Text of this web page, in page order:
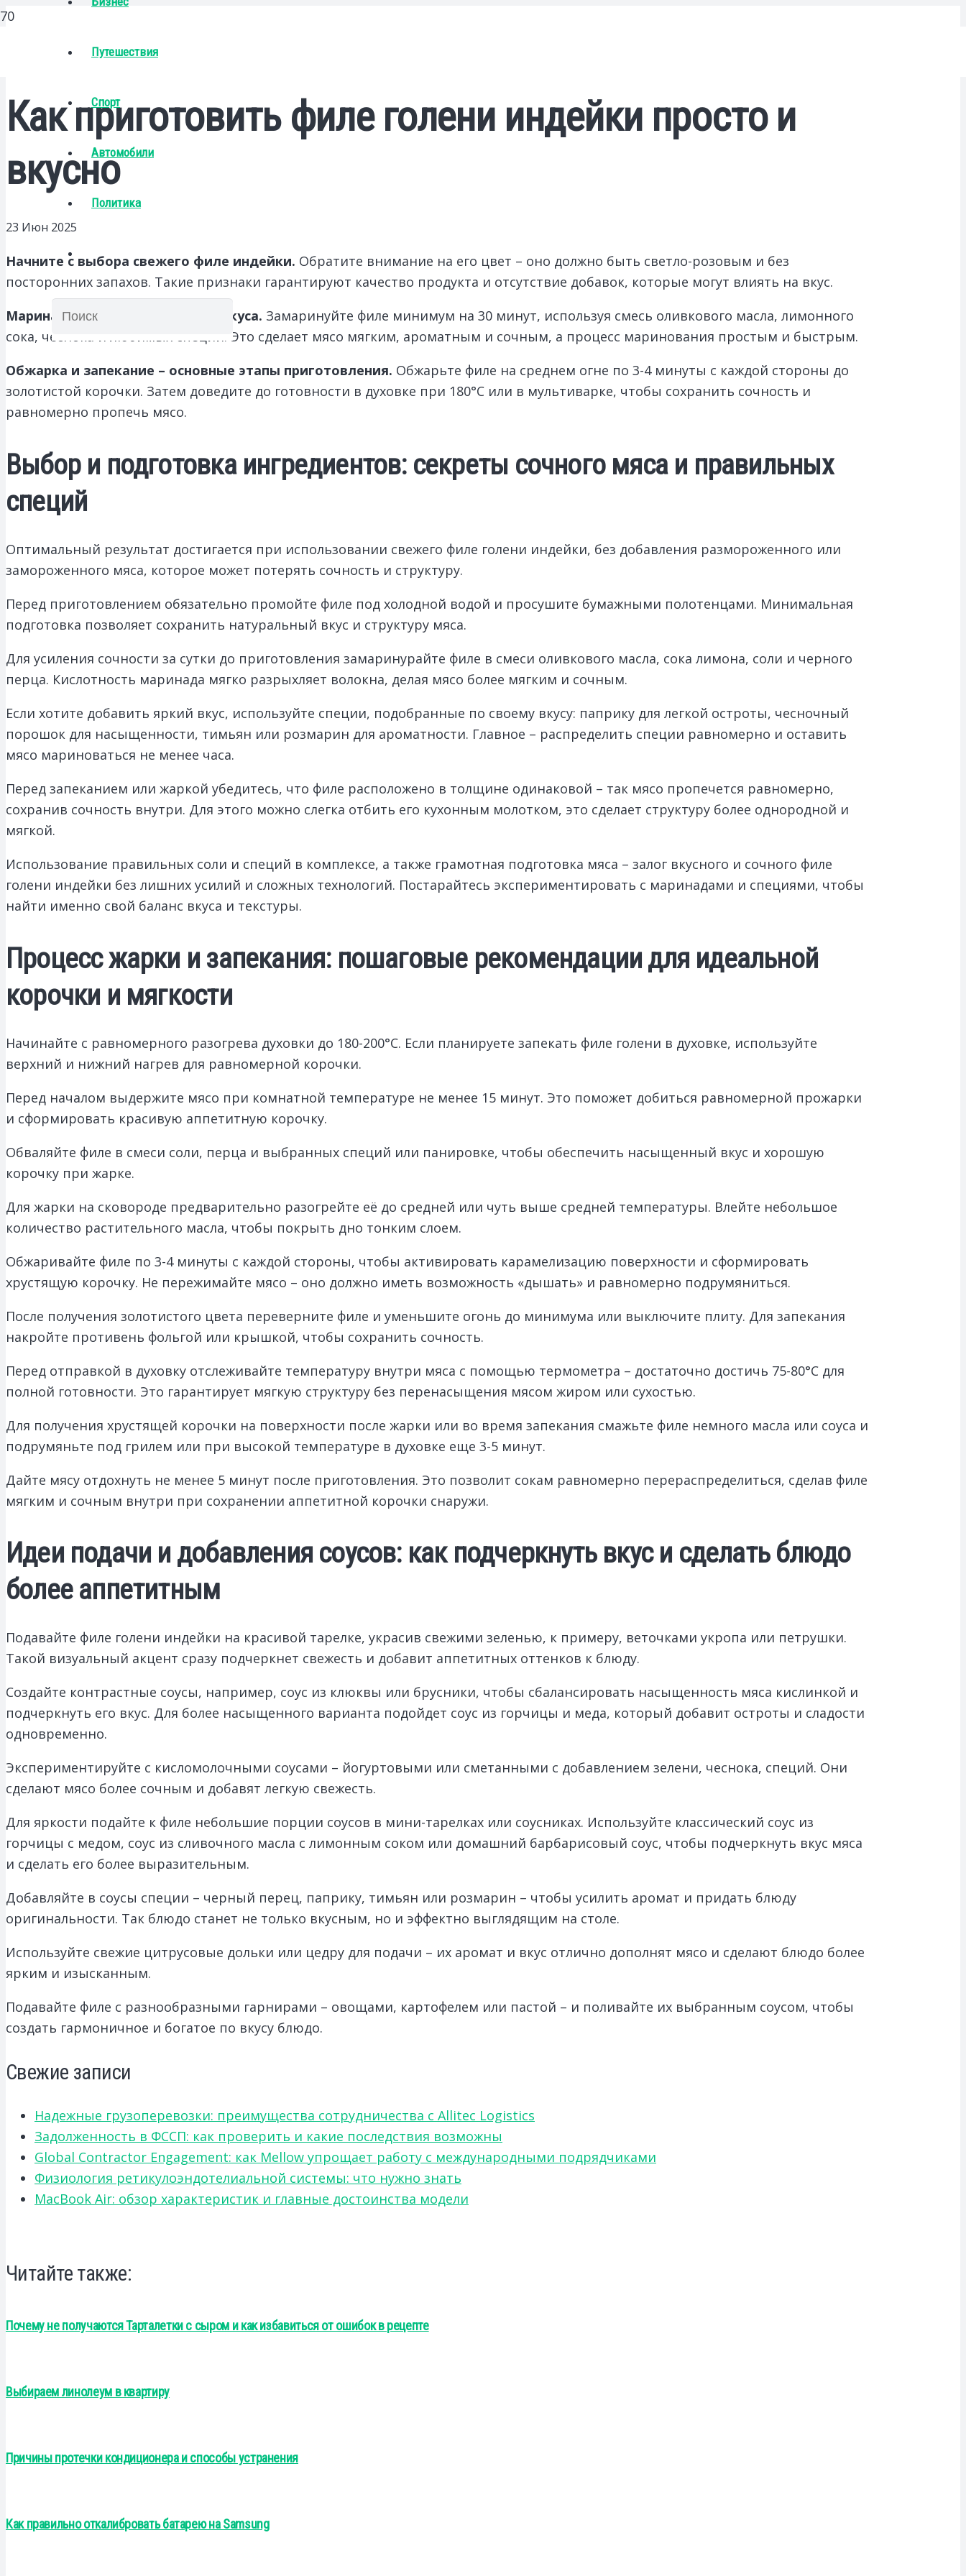
Путешествия
Спорт
Автомобили
Политика
Как приготовить филе голени индейки просто и
вкусно
23 Июн 2025
Начните с выбора свежего филе индейки. Обратите внимание на его цвет – оно должно быть светло-розовым и без
посторонних запахов. Такие признаки гарантируют качество продукта и отсутствие добавок, которые могут влиять на вкус.
Маринад – залог насыщенного вкуса. Замаринуйте филе минимум на 30 минут, используя смесь оливкового масла, лимонного
сока, чеснока и любимых специй. Это сделает мясо мягким, ароматным и сочным, а процесс маринования простым и быстрым.
Обжарка и запекание – основные этапы приготовления. Обжарьте филе на среднем огне по 3-4 минуты с каждой стороны до
золотистой корочки. Затем доведите до готовности в духовке при 180°C или в мультиварке, чтобы сохранить сочность и
равномерно пропечь мясо.
Выбор и подготовка ингредиентов: секреты сочного мяса и правильных
специй
Оптимальный результат достигается при использовании свежего филе голени индейки, без добавления размороженного или
замороженного мяса, которое может потерять сочность и структуру.
Перед приготовлением обязательно промойте филе под холодной водой и просушите бумажными полотенцами. Минимальная
подготовка позволяет сохранить натуральный вкус и структуру мяса.
Для усиления сочности за сутки до приготовления замаринурайте филе в смеси оливкового масла, сока лимона, соли и черного
перца. Кислотность маринада мягко разрыхляет волокна, делая мясо более мягким и сочным.
Если хотите добавить яркий вкус, используйте специи, подобранные по своему вкусу: паприку для легкой остроты, чесночный
порошок для насыщенности, тимьян или розмарин для ароматности. Главное – распределить специи равномерно и оставить
мясо мариноваться не менее часа.
Перед запеканием или жаркой убедитесь, что филе расположено в толщине одинаковой – так мясо пропечется равномерно,
сохранив сочность внутри. Для этого можно слегка отбить его кухонным молотком, это сделает структуру более однородной и
мягкой.
Использование правильных соли и специй в комплексе, а также грамотная подготовка мяса – залог вкусного и сочного филе
голени индейки без лишних усилий и сложных технологий. Постарайтесь экспериментировать с маринадами и специями, чтобы
найти именно свой баланс вкуса и текстуры.
Процесс жарки и запекания: пошаговые рекомендации для идеальной
корочки и мягкости
Начинайте с равномерного разогрева духовки до 180-200°C. Если планируете запекать филе голени в духовке, используйте
верхний и нижний нагрев для равномерной корочки.
Перед началом выдержите мясо при комнатной температуре не менее 15 минут. Это поможет добиться равномерной прожарки
и сформировать красивую аппетитную корочку.
Обваляйте филе в смеси соли, перца и выбранных специй или панировке, чтобы обеспечить насыщенный вкус и хорошую
корочку при жарке.
Для жарки на сковороде предварительно разогрейте её до средней или чуть выше средней температуры. Влейте небольшое
количество растительного масла, чтобы покрыть дно тонким слоем.
Обжаривайте филе по 3-4 минуты с каждой стороны, чтобы активировать карамелизацию поверхности и сформировать
хрустящую корочку. Не пережимайте мясо – оно должно иметь возможность «дышать» и равномерно подрумяниться.
После получения золотистого цвета переверните филе и уменьшите огонь до минимума или выключите плиту. Для запекания
накройте противень фольгой или крышкой, чтобы сохранить сочность.
Перед отправкой в духовку отслеживайте температуру внутри мяса с помощью термометра – достаточно достичь 75-80°C для
полной готовности. Это гарантирует мягкую структуру без перенасыщения мясом жиром или сухостью.
Для получения хрустящей корочки на поверхности после жарки или во время запекания смажьте филе немного масла или соуса и
подрумяньте под грилем или при высокой температуре в духовке еще 3-5 минут.
Дайте мясу отдохнуть не менее 5 минут после приготовления. Это позволит сокам равномерно перераспределиться, сделав филе
мягким и сочным внутри при сохранении аппетитной корочки снаружи.
Идеи подачи и добавления соусов: как подчеркнуть вкус и сделать блюдо
более аппетитным
Подавайте филе голени индейки на красивой тарелке, украсив свежими зеленью, к примеру, веточками укропа или петрушки.
Такой визуальный акцент сразу подчеркнет свежесть и добавит аппетитных оттенков к блюду.
Создайте контрастные соусы, например, соус из клюквы или брусники, чтобы сбалансировать насыщенность мяса кислинкой и
подчеркнуть его вкус. Для более насыщенного варианта подойдет соус из горчицы и меда, который добавит остроты и сладости
одновременно.
Экспериментируйте с кисломолочными соусами – йогуртовыми или сметанными с добавлением зелени, чеснока, специй. Они
сделают мясо более сочным и добавят легкую свежесть.
Для яркости подайте к филе небольшие порции соусов в мини-тарелках или соусниках. Используйте классический соус из
горчицы с медом, соус из сливочного масла с лимонным соком или домашний барбарисовый соус, чтобы подчеркнуть вкус мяса
и сделать его более выразительным.
Добавляйте в соусы специи – черный перец, паприку, тимьян или розмарин – чтобы усилить аромат и придать блюду
оригинальности. Так блюдо станет не только вкусным, но и эффектно выглядящим на столе.
Используйте свежие цитрусовые дольки или цедру для подачи – их аромат и вкус отлично дополнят мясо и сделают блюдо более
ярким и изысканным.
Подавайте филе с разнообразными гарнирами – овощами, картофелем или пастой – и поливайте их выбранным соусом, чтобы
создать гармоничное и богатое по вкусу блюдо.
Свежие записи
Надежные грузоперевозки: преимущества сотрудничества с Allitec Logistics
Задолженность в ФССП: как проверить и какие последствия возможны
Global Contractor Engagement: как Mellow упрощает работу с международными подрядчиками
Физиология ретикулоэндотелиальной системы: что нужно знать
MacBook Air: обзор характеристик и главные достоинства модели
Читайте также:
Почему не получаются Тарталетки с сыром и как избавиться от ошибок в рецепте
Выбираем линолеум в квартиру
Причины протечки кондиционера и способы устранения
Как правильно откалибровать батарею на Samsung